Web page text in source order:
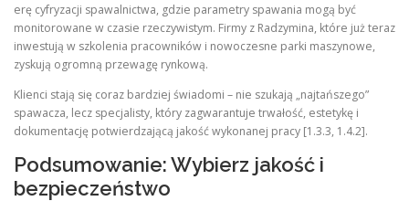
erę cyfryzacji spawalnictwa, gdzie parametry spawania mogą być
monitorowane w czasie rzeczywistym. Firmy z Radzymina, które już teraz
inwestują w szkolenia pracowników i nowoczesne parki maszynowe,
zyskują ogromną przewagę rynkową.
Klienci stają się coraz bardziej świadomi – nie szukają „najtańszego”
spawacza, lecz specjalisty, który zagwarantuje trwałość, estetykę i
dokumentację potwierdzającą jakość wykonanej pracy [1.3.3, 1.4.2].
Podsumowanie: Wybierz jakość i
bezpieczeństwo